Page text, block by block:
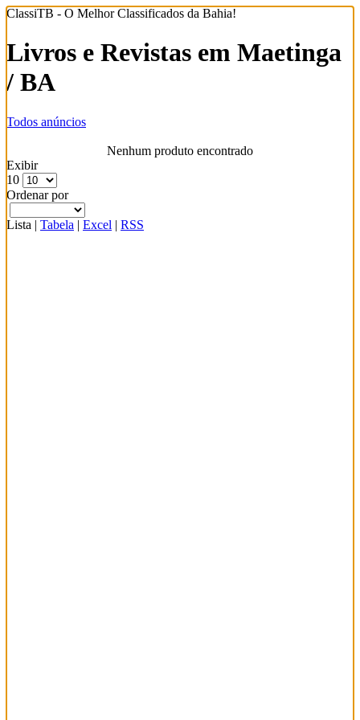
ClassiTB - O Melhor Classificados da Bahia!
Livros e Revistas em Maetinga
/ BA
Todos anúncios
Nenhum produto encontrado
Exibir
10
Ordenar por
Lista | Tabela | Excel | RSS